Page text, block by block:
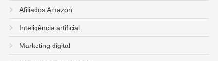
Afiliados Amazon
Inteligência artificial
Marketing digital